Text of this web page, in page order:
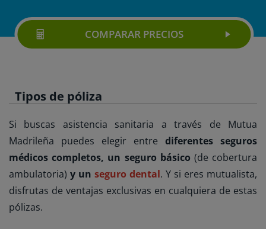
COMPARAR PRECIOS
Tipos de póliza
Si buscas asistencia sanitaria a través de Mutua
Madrileña puedes elegir entre diferentes seguros
médicos completos, un seguro básico (de cobertura
ambulatoria) y un seguro dental. Y si eres mutualista,
disfrutas de ventajas exclusivas en cualquiera de estas
pólizas.